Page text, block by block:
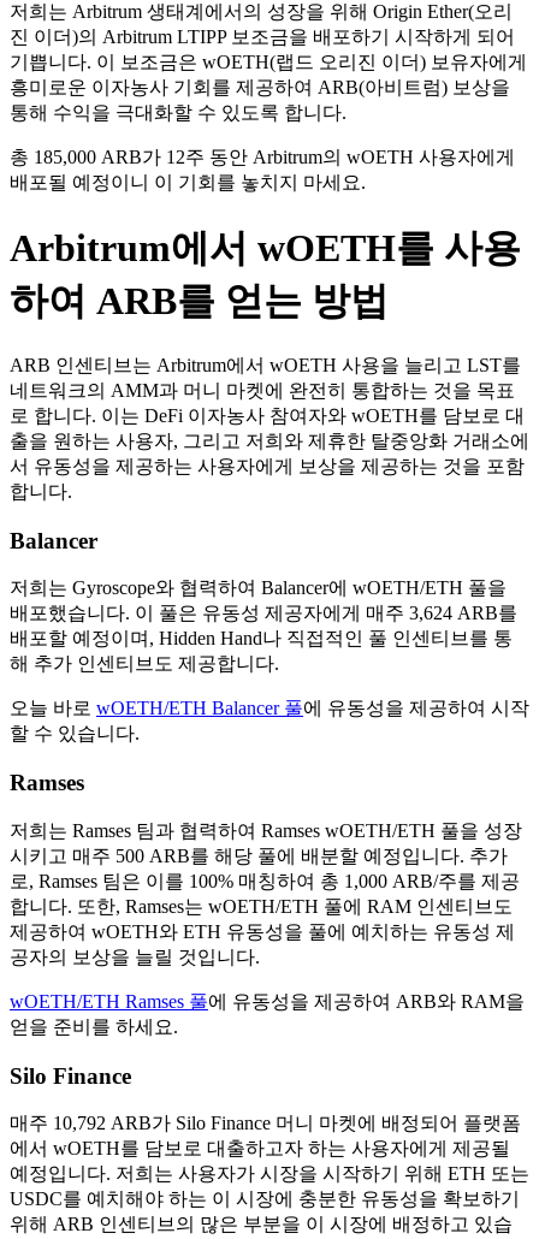
저희는 Arbitrum 생태계에서의 성장을 위해 Origin Ether(오리
진 이더)의 Arbitrum LTIPP 보조금을 배포하기 시작하게 되어
기쁩니다. 이 보조금은 wOETH(랩드 오리진 이더) 보유자에게
흥미로운 이자농사 기회를 제공하여 ARB(아비트럼) 보상을
통해 수익을 극대화할 수 있도록 합니다.
총 185,000 ARB가 12주 동안 Arbitrum의 wOETH 사용자에게
배포될 예정이니 이 기회를 놓치지 마세요.
Arbitrum에서 wOETH를 사용
하여 ARB를 얻는 방법
ARB 인센티브는 Arbitrum에서 wOETH 사용을 늘리고 LST를
네트워크의 AMM과 머니 마켓에 완전히 통합하는 것을 목표
로 합니다. 이는 DeFi 이자농사 참여자와 wOETH를 담보로 대
출을 원하는 사용자, 그리고 저희와 제휴한 탈중앙화 거래소에
서 유동성을 제공하는 사용자에게 보상을 제공하는 것을 포함
합니다.
Balancer
저희는 Gyroscope와 협력하여 Balancer에 wOETH/ETH 풀을
배포했습니다. 이 풀은 유동성 제공자에게 매주 3,624 ARB를
배포할 예정이며, Hidden Hand나 직접적인 풀 인센티브를 통
해 추가 인센티브도 제공합니다.
오늘 바로 wOETH/ETH Balancer 풀에 유동성을 제공하여 시작
할 수 있습니다.
Ramses
저희는 Ramses 팀과 협력하여 Ramses wOETH/ETH 풀을 성장
시키고 매주 500 ARB를 해당 풀에 배분할 예정입니다. 추가
로, Ramses 팀은 이를 100% 매칭하여 총 1,000 ARB/주를 제공
합니다. 또한, Ramses는 wOETH/ETH 풀에 RAM 인센티브도
제공하여 wOETH와 ETH 유동성을 풀에 예치하는 유동성 제
공자의 보상을 늘릴 것입니다.
wOETH/ETH Ramses 풀에 유동성을 제공하여 ARB와 RAM을
얻을 준비를 하세요.
Silo Finance
매주 10,792 ARB가 Silo Finance 머니 마켓에 배정되어 플랫폼
에서 wOETH를 담보로 대출하고자 하는 사용자에게 제공될
예정입니다. 저희는 사용자가 시장을 시작하기 위해 ETH 또는
USDC를 예치해야 하는 이 시장에 충분한 유동성을 확보하기
위해 ARB 인센티브의 많은 부분을 이 시장에 배정하고 있습